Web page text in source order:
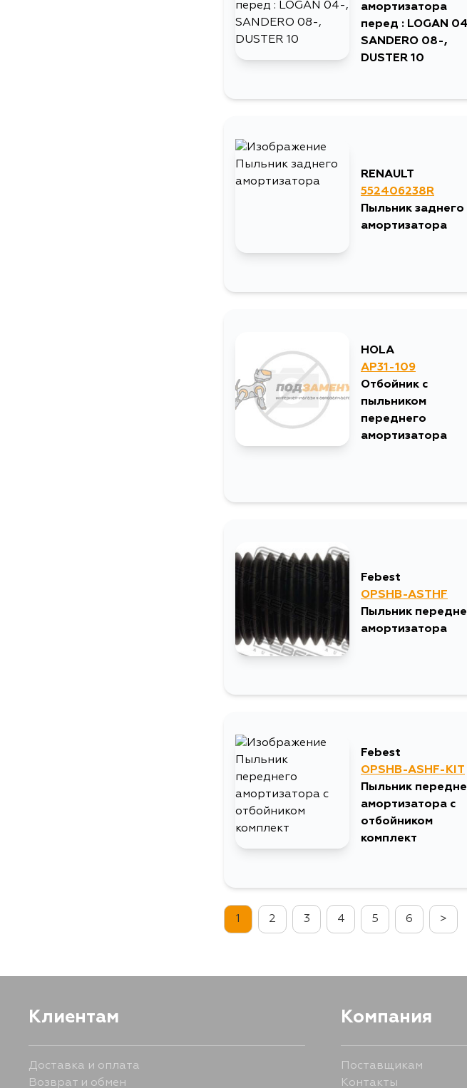
амортизатора
перед : LOGAN
SANDERO 08-,
DUSTER 10
RENAULT
552406238R
Пыльник заднего
амортизатора
HOLA
AP31-109
Отбойник с
пыльником
переднего
амортизатора
Febest
OPSHB-ASTHF
Пыльник
амортизатора
Febest
OPSHB-ASHF-KIT
Пыльник
амортизатора с
отбойником
комплект
1 2 3 4 5 6 >
Клиентам
Доставка и оплата
Возврат и обмен
Компания
Поставщикам
Контакты